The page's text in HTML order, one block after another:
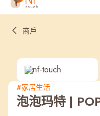
热门
商戶
#家居生活
泡泡玛特 |